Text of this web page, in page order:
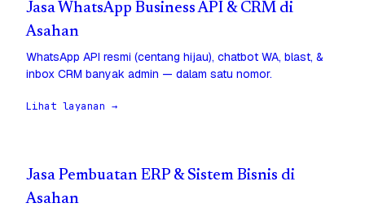
Jasa WhatsApp Business API & CRM di
Asahan
WhatsApp API resmi (centang hijau), chatbot WA, blast, &
inbox CRM banyak admin — dalam satu nomor.
Lihat layanan →
Jasa Pembuatan ERP & Sistem Bisnis di
Asahan